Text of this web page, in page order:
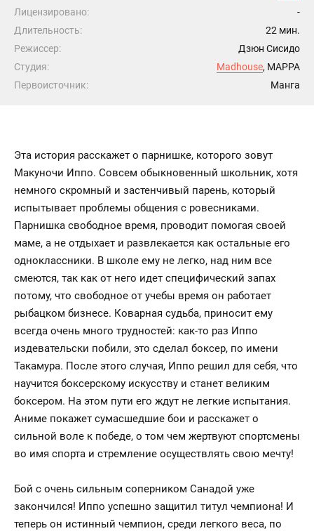
Лицензировано:
-
Длительность:
22 мин.
Режиссер:
Дзюн Сисидо
Студия:
Madhouse, MAPPA
Первоисточник:
Манга
Эта история расскажет о парнишке, которого зовут
Макуночи Иппо. Совсем обыкновенный школьник, хотя
немного скромный и застенчивый парень, который
испытывает проблемы общения с ровесниками.
Парнишка свободное время, проводит помогая своей
маме, а не отдыхает и развлекается как остальные его
одноклассники. В школе ему не легко, над ним все
смеются, так как от него идет специфический запах
потому, что свободное от учебы время он работает
рыбацком бизнесе. Коварная судьба, приносит ему
всегда очень много трудностей: как-то раз Иппо
издевательски побили, это сделал боксер, по имени
Такамура. После этого случая, Иппо решил для себя, что
научится боксерскому искусству и станет великим
боксером. На этом пути его ждут не легкие испытания.
Аниме покажет сумасшедшие бои и расскажет о
сильной воле к победе, о том чем жертвуют спортсмены
во имя спорта и стремление осуществлять свою мечту!
Бой с очень сильным соперником Санадой уже
закончился! Иппо успешно защитил титул чемпиона! И
теперь он истинный чемпион, среди легкого веса, по